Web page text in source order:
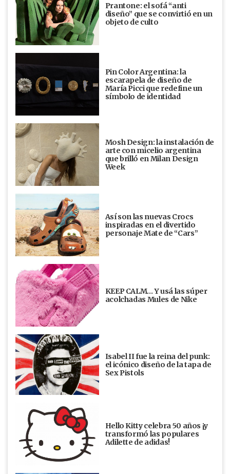
Prantone: el sofá “anti
diseño” que se convirtió en un
objeto de culto
Pin Color Argentina: la
escarapela de diseño de
María Picci que redefine un
símbolo de identidad
Mosh Design: la instalación de
arte con micelio argentina
que brilló en Milan Design
Week
Así son las nuevas Crocs
inspiradas en el divertido
personaje Mate de “Cars”
KEEP CALM… Y usá las súper
acolchadas Mules de Nike
Isabel II fue la reina del punk:
el icónico diseño de la tapa de
Sex Pistols
Hello Kitty celebra 50 años ¡y
transformó las populares
Adilette de adidas!